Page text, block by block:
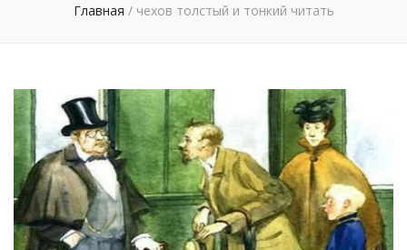
Главная / чехов толстый и тонкий читать